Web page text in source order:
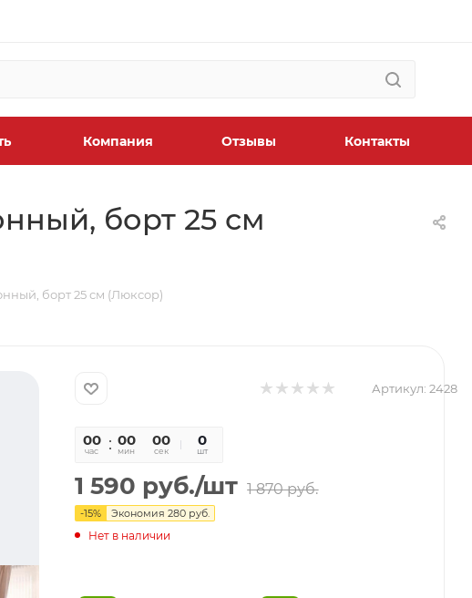
Компания Отзывы Контакты
борт 25 см
борт 25 см (Люксор)
Артикул: 2428
00
час
00
мин
00
сек
0
шт
1 590 руб./шт 1 870руб.
-15% Экономия280 руб.
Нет в наличии